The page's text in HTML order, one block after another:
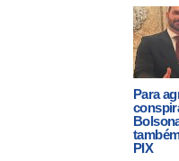
Para
PIX